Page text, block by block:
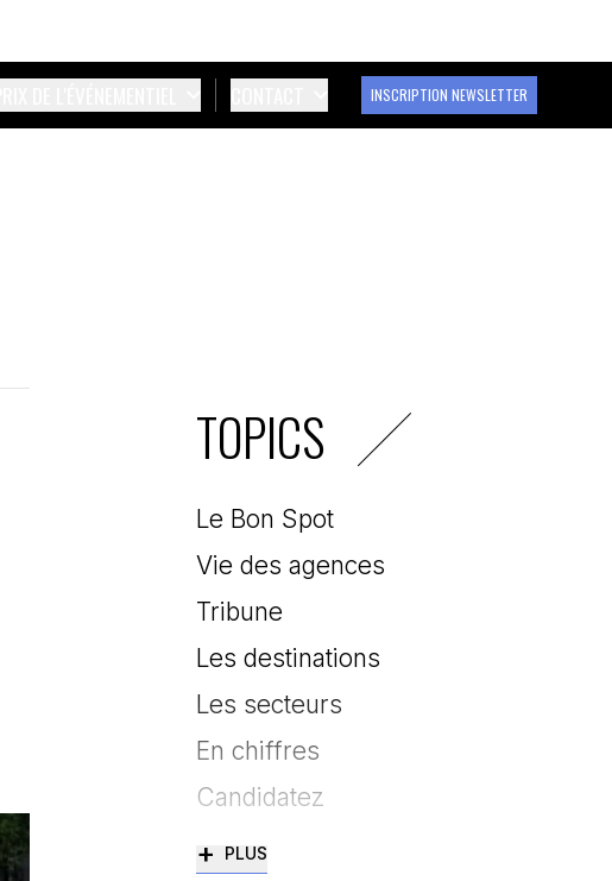
INSCRIPTION NEWSLETTER
TOPICS
Le Bon Spot
Vie des agences
Tribune
Les destinations
Les secteurs
En chiffres
Candidatez
+ PLUS